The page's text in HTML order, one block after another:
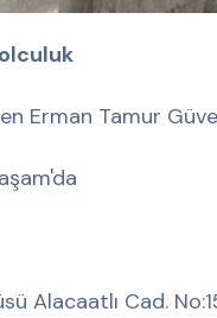
Erman Tamur
Alacaatlı Cad.